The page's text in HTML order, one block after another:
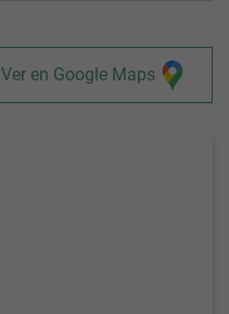
Ver en Google Maps